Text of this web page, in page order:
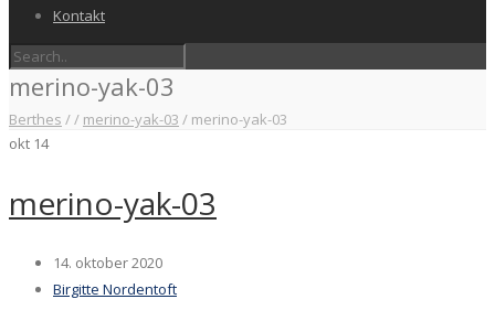
Kontakt
merino-yak-03
Berthes // merino-yak-03 / merino-yak-03
okt 14
merino-yak-03
14. oktober 2020
Birgitte Nordentoft